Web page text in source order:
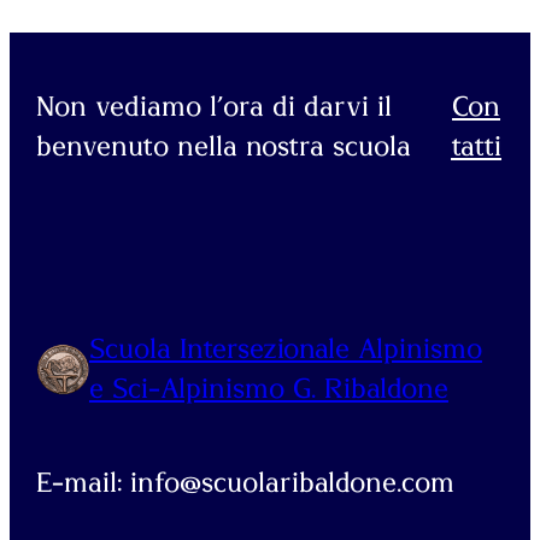
Non vediamo l’ora di darvi il
benvenuto nella nostra scuola
Con
tatti
Scuola Intersezionale Alpinismo
e Sci-Alpinismo G. Ribaldone
E-mail: info@scuolaribaldone.com